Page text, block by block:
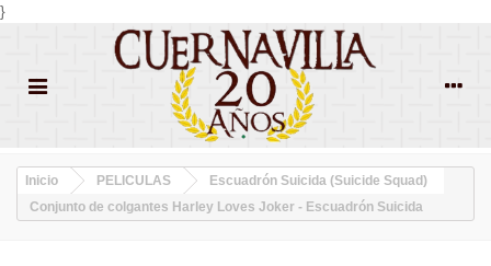
}
Inicio PELICULAS
Escuadrón Suicida (Suicide Squad)
Conjunto de colgantes Harley Loves Joker - Escuadrón Suicida